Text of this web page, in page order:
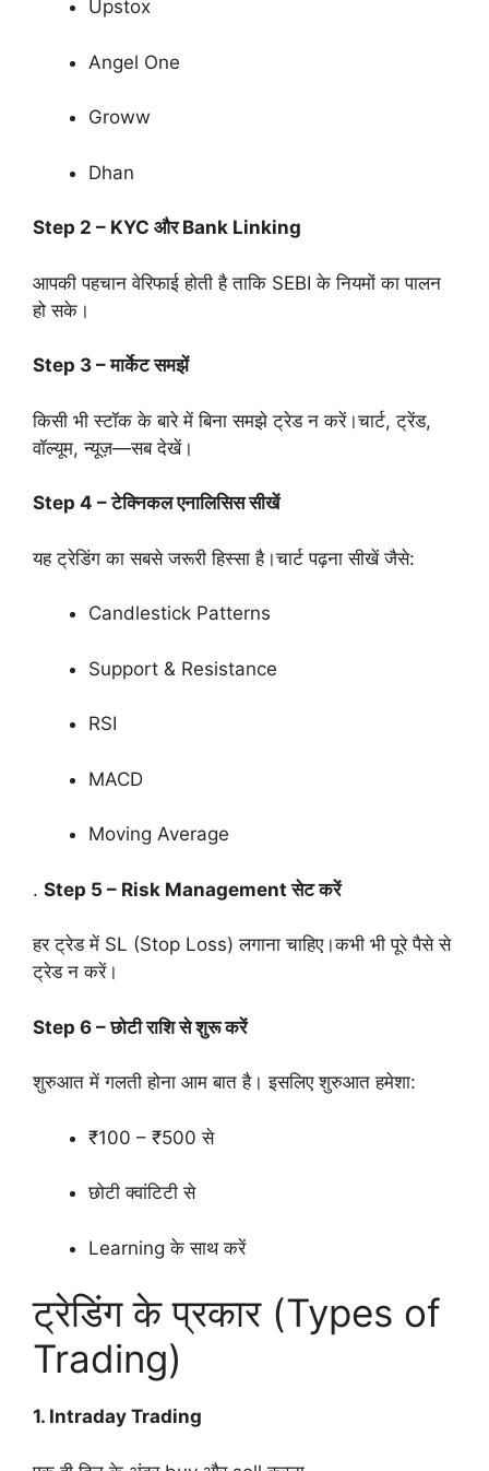
Upstox
Angel One
Groww
Dhan
Step 2 – KYC और Bank Linking
आपकी पहचान वेरिफाई होती है ताकि SEBI के नियमों का पालन
हो सके।
Step 3 – मार्केट समझें
किसी भी स्टॉक के बारे में बिना समझे ट्रेड न करें।चार्ट, ट्रेंड,
वॉल्यूम, न्यूज़—सब देखें।
Step 4 – टेक्निकल एनालिसिस सीखें
यह ट्रेडिंग का सबसे जरूरी हिस्सा है।चार्ट पढ़ना सीखें जैसे:
Candlestick Patterns
Support & Resistance
RSI
MACD
Moving Average
. Step 5 – Risk Management सेट करें
हर ट्रेड में SL (Stop Loss) लगाना चाहिए।कभी भी पूरे पैसे से
ट्रेड न करें।
Step 6 – छोटी राशि से शुरू करें
शुरुआत में गलती होना आम बात है। इसलिए शुरुआत हमेशा:
₹100 – ₹500 से
छोटी क्वांटिटी से
Learning के साथ करें
ट्रेडिंग के प्रकार (Types of
Trading)
1. Intraday Trading